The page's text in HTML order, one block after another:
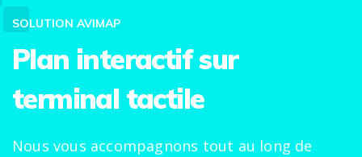
SOLUTION AVIMAP
Plan interactif sur
terminal tactile
Nous vous accompagnons tout au long de